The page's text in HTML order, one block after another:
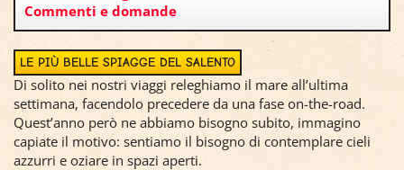
Commenti e domande
LE PIÙ BELLE SPIAGGE DEL SALENTO
Di solito nei nostri viaggi releghiamo il mare all’ultima
settimana, facendolo precedere da una fase on-the-road.
Quest’anno però ne abbiamo bisogno subito, immagino
capiate il motivo: sentiamo il bisogno di contemplare cieli
azzurri e oziare in spazi aperti.